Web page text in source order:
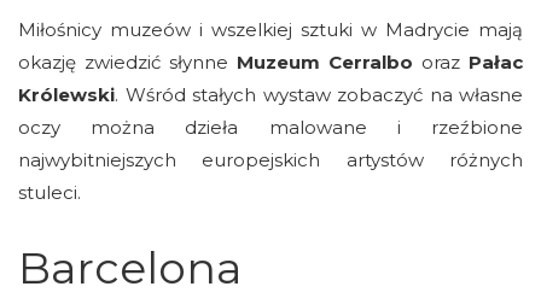
Miłośnicy muzeów i wszelkiej sztuki w Madrycie mają
okazję zwiedzić słynne Muzeum Cerralbo oraz Pałac
Królewski. Wśród stałych wystaw zobaczyć na własne
oczy można dzieła malowane i rzeźbione
najwybitniejszych europejskich artystów różnych
stuleci.
Barcelona